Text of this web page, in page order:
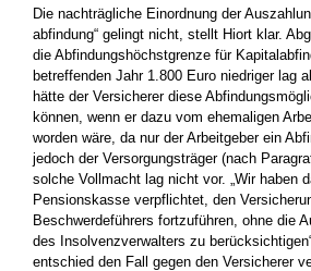
Die nachträgliche Einordnung der
abfindung“ gelingt nicht, stellt Hiort klar.
die Abfindungshöchstgrenze für
betreffenden Jahr 1.800 Euro niedriger lag
hätte der Versicherer diese
können, wenn er dazu vom ehemaligen
worden wäre, da nur der Arbeitgeber ein
jedoch der Versorgungsträger (nach
solche ­Vollmacht lag nicht vor. „Wir haben
Pensionskasse ­verpflichtet, den
Beschwerdeführers fortzuführen, ohne die
des ­Insolvenzverwalters zu
entschied den Fall gegen den Versicherer